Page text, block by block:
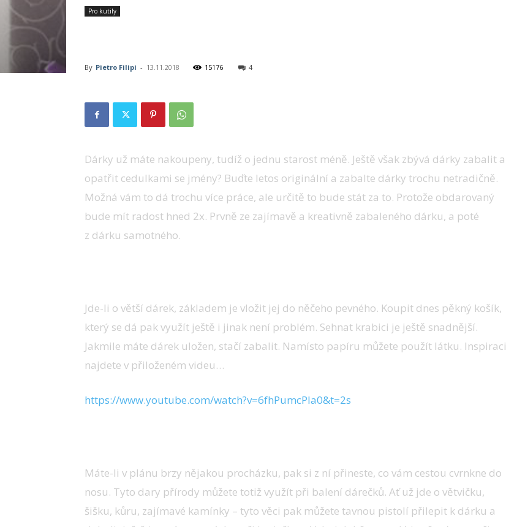
Pro kutily
By Pietro Filipi - 13.11.2018 15176 4
Dárky už máte nakoupeny, tudíž o jednu starost méně. Ještě však zbývá dárky zabalit a
opatřit cedulkami se jmény? Buďte letos originální a zabalte dárky trochu netradičně.
Možná vám to dá trochu více práce, ale určitě to bude stát za to. Protože obdarovaný
bude mít radost hned 2x. Prvně ze zajímavě a kreativně zabaleného dárku, a poté
z dárku samotného.
Jde-li o větší dárek, základem je vložit jej do něčeho pevného. Koupit dnes pěkný košík,
který se dá pak využít ještě i jinak není problém. Sehnat krabici je ještě snadnější.
Jakmile máte dárek uložen, stačí zabalit. Namísto papíru můžete použít látku. Inspiraci
najdete v přiloženém videu…
https://www.youtube.com/watch?v=6fhPumcPla0&t=2s
Máte-li v plánu brzy nějakou procházku, pak si z ní přineste, co vám cestou cvrnkne do
nosu. Tyto dary přírody můžete totiž využít při balení dárečků. Ať už jde o větvičku,
šišku, kůru, zajímavé kamínky – tyto věci pak můžete tavnou pistolí přilepit k dárku a